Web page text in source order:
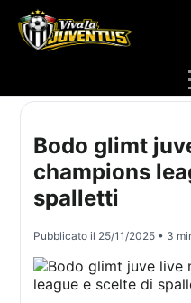
Bodo glimt
champions
spalletti
Pubblicato il 25/11/2025 • 3